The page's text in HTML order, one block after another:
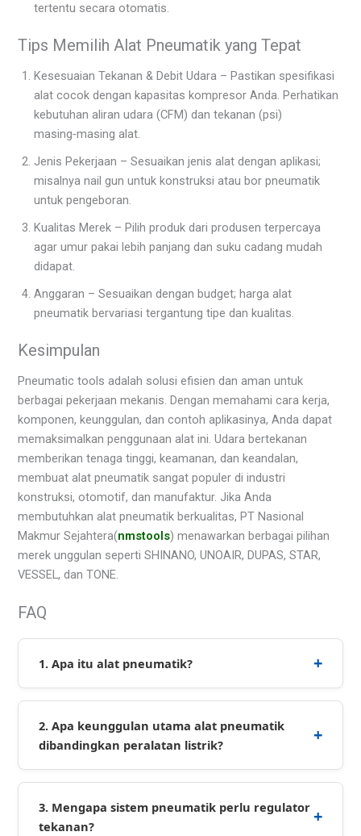
tertentu secara otomatis.
Tips Memilih Alat Pneumatik yang Tepat
Kesesuaian Tekanan & Debit Udara – Pastikan spesifikasi
alat cocok dengan kapasitas kompresor Anda. Perhatikan
kebutuhan aliran udara (CFM) dan tekanan (psi)
masing‑masing alat.
Jenis Pekerjaan – Sesuaikan jenis alat dengan aplikasi;
misalnya nail gun untuk konstruksi atau bor pneumatik
untuk pengeboran.
Kualitas Merek – Pilih produk dari produsen terpercaya
agar umur pakai lebih panjang dan suku cadang mudah
didapat.
Anggaran – Sesuaikan dengan budget; harga alat
pneumatik bervariasi tergantung tipe dan kualitas.
Kesimpulan
Pneumatic tools adalah solusi efisien dan aman untuk
berbagai pekerjaan mekanis. Dengan memahami cara kerja,
komponen, keunggulan, dan contoh aplikasinya, Anda dapat
memaksimalkan penggunaan alat ini. Udara bertekanan
memberikan tenaga tinggi, keamanan, dan keandalan,
membuat alat pneumatik sangat populer di industri
konstruksi, otomotif, dan manufaktur. Jika Anda
membutuhkan alat pneumatik berkualitas, PT Nasional
Makmur Sejahtera(nmstools) menawarkan berbagai pilihan
merek unggulan seperti SHINANO, UNOAIR, DUPAS, STAR,
VESSEL, dan TONE.
FAQ
1. Apa itu alat pneumatik?
2. Apa keunggulan utama alat pneumatik
dibandingkan peralatan listrik?
3. Mengapa sistem pneumatik perlu regulator
tekanan?